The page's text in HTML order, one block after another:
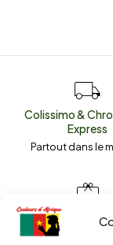
Colissimo &
Express
Partout dans le
Envoyez un